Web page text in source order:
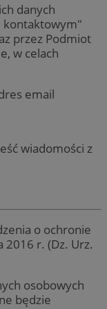
danych
kontaktowym"
przez Podmiot
w celach
email
wiadomości z
o ochronie
2016 r. (Dz. Urz.
osobowych
będzie